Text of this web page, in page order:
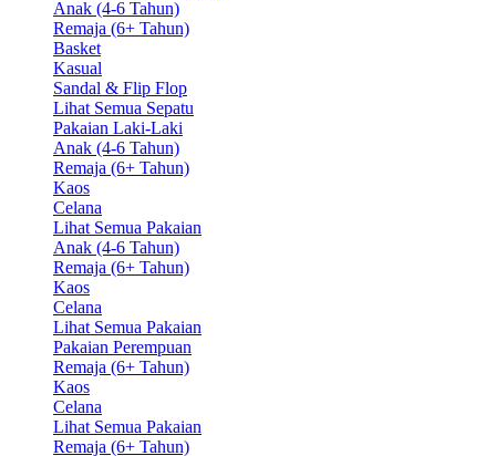
Anak (4-6 Tahun)
Remaja (6+ Tahun)
Basket
Kasual
Sandal & Flip Flop
Lihat Semua Sepatu
Pakaian Laki-Laki
Anak (4-6 Tahun)
Remaja (6+ Tahun)
Kaos
Celana
Lihat Semua Pakaian
Anak (4-6 Tahun)
Remaja (6+ Tahun)
Kaos
Celana
Lihat Semua Pakaian
Pakaian Perempuan
Remaja (6+ Tahun)
Kaos
Celana
Lihat Semua Pakaian
Remaja (6+ Tahun)